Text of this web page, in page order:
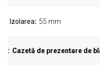
Izolarea 55 mm
Cazetă de prezentare de